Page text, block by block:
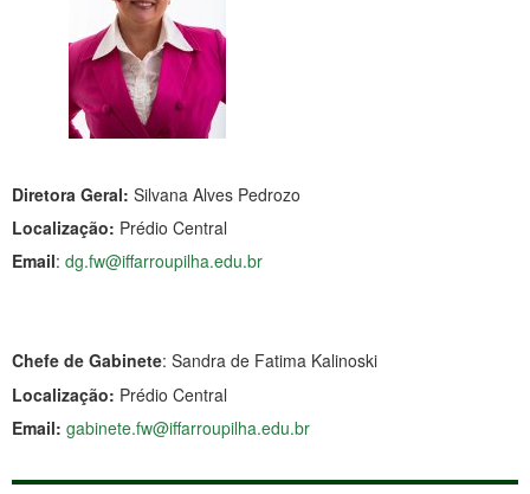
Diretora Geral: Silvana Alves Pedrozo
Localização: Prédio Central
Email: dg.fw@iffarroupilha.edu.br
Chefe de Gabinete: Sandra de Fatima Kalinoski
Localização: Prédio Central
Email: gabinete.fw@iffarroupilha.edu.br